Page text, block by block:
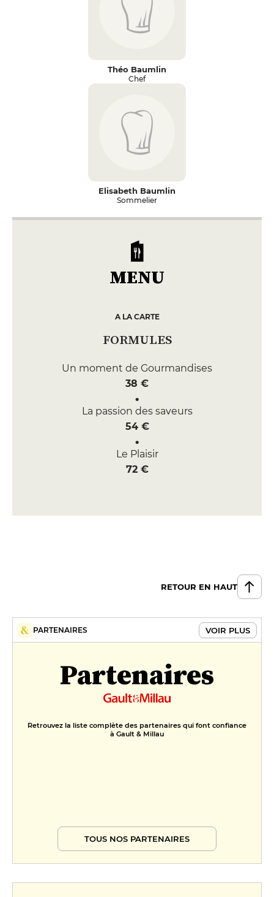
Théo Baumlin
Chef
Elisabeth Baumlin
Sommelier
MENU
A LA CARTE
FORMULES
Un moment de Gourmandises
38 €
La passion des saveurs
54 €
Le Plaisir
72 €
RETOUR EN HAUT
PARTENAIRES VOIR PLUS
Partenaires
Retrouvez la liste complète des partenaires qui font confiance
à Gault & Millau
TOUS NOS PARTENAIRES